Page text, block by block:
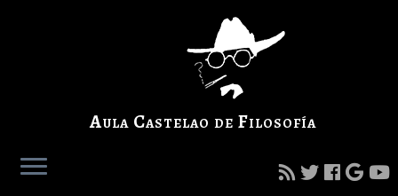
Aula Castelao de Filosofía